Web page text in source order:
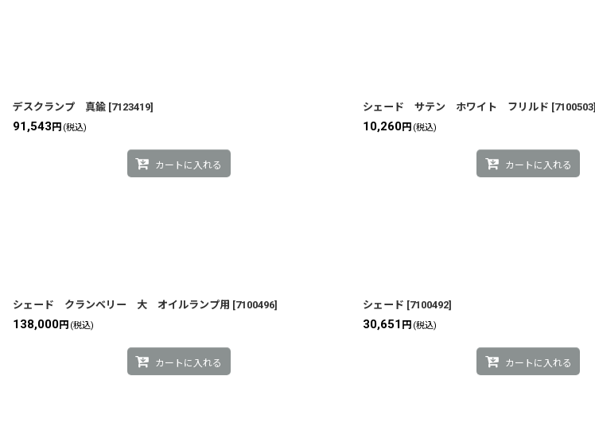
デスクランプ 真鍮 [7123419]
91,543 円 (税込)
カートに入れる
シェード サテン ホワイト フリルド [7100503]
10,260円 (税込)
カートに入れる
シェード クランベリー 大 オイルランプ用 [7100496]
138,000円 (税込)
カートに入れる
シェード [7100492]
30,651 円 (税込)
カートに入れる